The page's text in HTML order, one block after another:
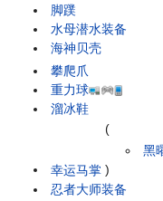
脚蹼
水母潜水装备
海神贝壳
攀爬爪
重力球
溜冰鞋
幸运马掌
(
黑
)
忍者大师装备